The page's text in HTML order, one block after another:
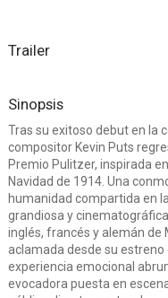
Trailer
Sinopsis
Tras su exitoso debut en la
compositor Kevin Puts
Premio Pulitzer, inspirada
Navidad de 1914. Una
humanidad compartida en
grandiosa y
inglés, francés y alemán
aclamada desde su
experiencia emocional
evocadora puesta en